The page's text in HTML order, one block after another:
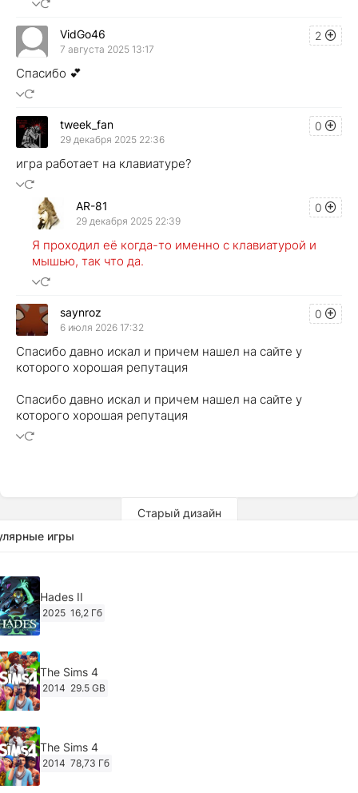
2
VidGo46
7 августа 2025 13:17
Спасибо 💕
0
tweek_fan
29 декабря 2025 22:36
игра работает на клавиатуре?
0
AR-81
29 декабря 2025 22:39
Я проходил её когда-то именно с клавиатурой и
мышью, так что да.
0
saynroz
6 июля 2026 17:32
Спасибо давно искал и причем нашел на сайте у
которого хорошая репутация
Спасибо давно искал и причем нашел на сайте у
которого хорошая репутация
Старый дизайн
игры
Hades II
2025 16,2 Гб
The Sims 4
2014 29.5 GB
The Sims 4
2014 78,73 Гб